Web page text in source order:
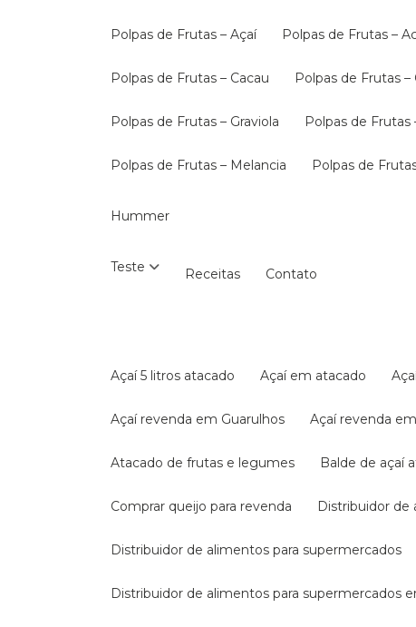
Polpas de Frutas – Açaí Polpas de Frutas –
Polpas de Frutas – Cacau Polpas de Frutas –
Polpas de Frutas – Graviola Polpas de Frutas
Polpas de Frutas – Melancia Polpas de
Hummer
Teste Receitas Contato
Açaí 5 litros atacado Açaí em atacado
Açaí revenda em Guarulhos Açaí revenda
Atacado de frutas e legumes Balde de açaí
Comprar queijo para revenda Distribuidor de
Distribuidor de alimentos para supermercados
Distribuidor de alimentos para supermercados